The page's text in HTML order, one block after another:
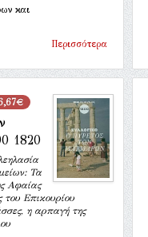
και
Περισσότερα
1820
Τα
Αφαίας
του Επικουρίου
η αρπαγή της